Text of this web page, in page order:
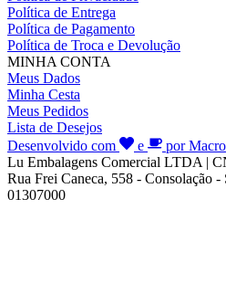
Política de Entrega
Política de Pagamento
Política de Troca e Devolução
MINHA CONTA
Meus Dados
Minha Cesta
Meus Pedidos
Lista de Desejos
Desenvolvido com
e
por Macro
Lu Embalagens Comercial LTDA |
Rua Frei Caneca, 558 - Consolação -
01307000